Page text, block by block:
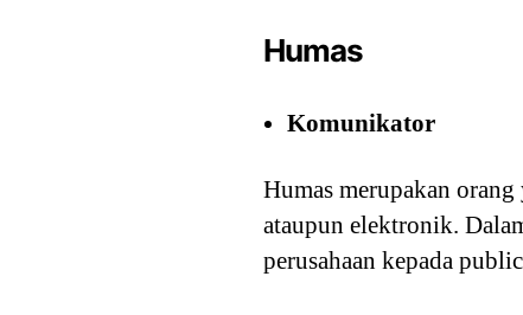
Humas
Komunikator
Humas merupakan
ataupun elektronik.
perusahaan kepada